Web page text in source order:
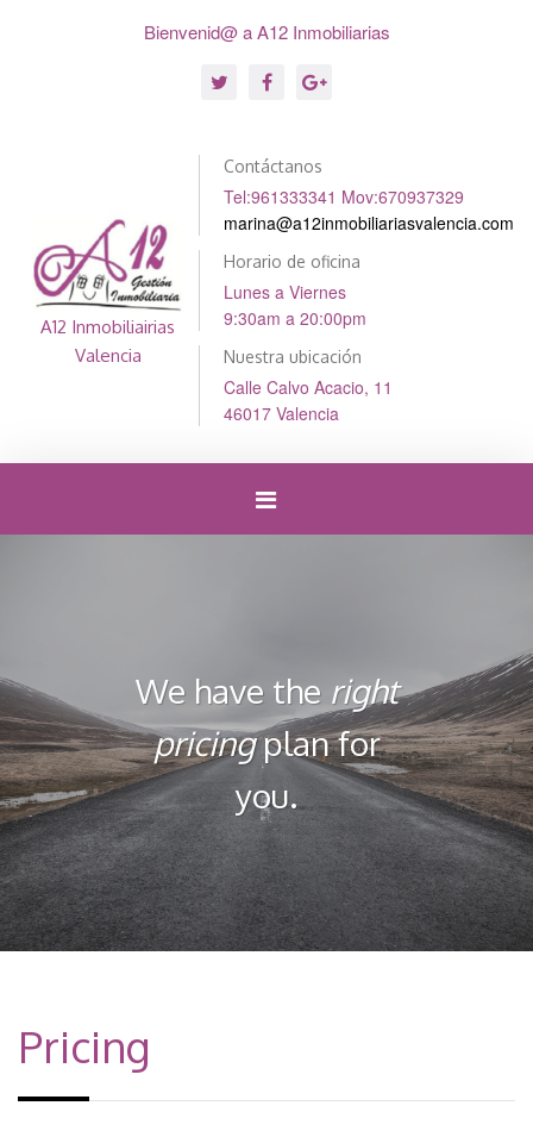
Bienvenid@ a A12 Inmobiliarias
A12 Inmobiliairias
Valencia
Contáctanos
Tel:961333341 Mov:670937329
marina@a12inmobiliariasvalencia.com
Horario de oficina
Lunes a Viernes
9:30am a 20:00pm
Nuestra ubicación
Calle Calvo Acacio, 11
46017 Valencia
Cambiar
We have the right
pricingplan for
you.
Pricing